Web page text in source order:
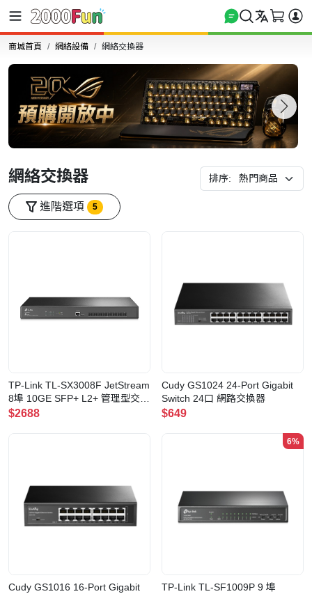
商城首頁 網絡設備 網絡交換器
網絡交換器 排序:
進階選項 5
TP-Link TL-SX3008F JetStream
8埠 10GE SFP+ L2+ 管理型交換
器
$2688
Cudy GS1024 24-Port Gigabit
Switch 24口 網路交換器
$649
Cudy GS1016 16-Port Gigabit
6%
TP-Link TL-SF1009P 9 埠